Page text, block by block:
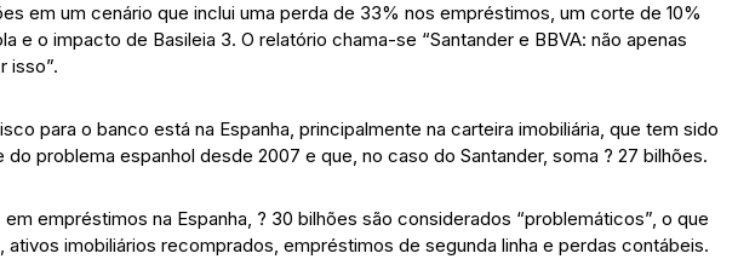
em um cenário que inclui uma perda de 33% nos empréstimos, um corte de 10%
e o impacto de Basileia 3. O relatório chama-se “Santander e BBVA: não apenas
isso”.
para o banco está na Espanha, principalmente na carteira imobiliária, que tem sido
problema espanhol desde 2007 e que, no caso do Santander, soma ? 27 bilhões.
empréstimos na Espanha, ? 30 bilhões são considerados “problemáticos”, o que
imobiliários recomprados, empréstimos de segunda linha e perdas contábeis.